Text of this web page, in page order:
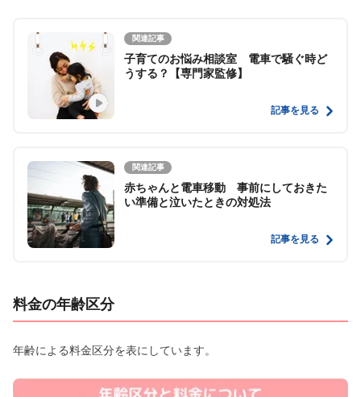
関連記事
子育てのお悩み相談室 電車で騒ぐ時ど
うする？【専門家監修】
記事を見る
関連記事
赤ちゃんと電車移動 事前にしておきた
い準備と泣いたときの対処法
記事を見る
料金の年齢区分
年齢による料金区分を表にしています。